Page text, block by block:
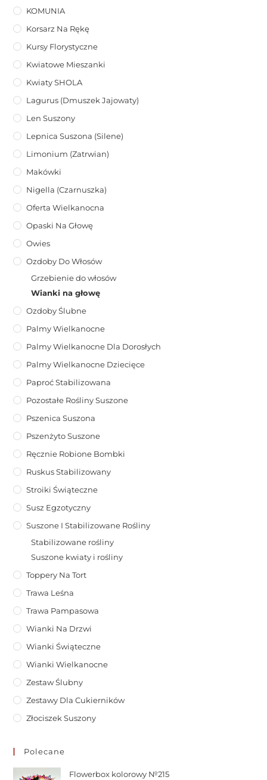
KOMUNIA
Korsarz Na Rękę
Kursy Florystyczne
Kwiatowe Mieszanki
Kwiaty SHOLA
Lagurus (dmuszek Jajowaty)
Len Suszony
Lepnica Suszona (Silene)
Limonium (zatrwian)
Makówki
Nigella (Czarnuszka)
Oferta Wielkanocna
Opaski Na Głowę
Owies
Ozdoby Do Włosów
Grzebienie do włosów
Wianki na głowę
Ozdoby Ślubne
Palmy Wielkanocne
Palmy Wielkanocne Dla Dorosłych
Palmy Wielkanocne Dziecięce
Paproć Stabilizowana
Pozostałe Rośliny Suszone
Pszenica Suszona
Pszenżyto Suszone
Ręcznie Robione Bombki
Ruskus Stabilizowany
Stroiki Świąteczne
Susz Egzotyczny
Suszone I Stabilizowane Rośliny
Stabilizowane rośliny
Suszone kwiaty i rośliny
Toppery Na Tort
Trawa Leśna
Trawa Pampasowa
Wianki Na Drzwi
Wianki Świąteczne
Wianki Wielkanocne
Zestaw Ślubny
Zestawy Dla Cukierników
Złociszek Suszony
Polecane
Flowerbox kolorowy №215